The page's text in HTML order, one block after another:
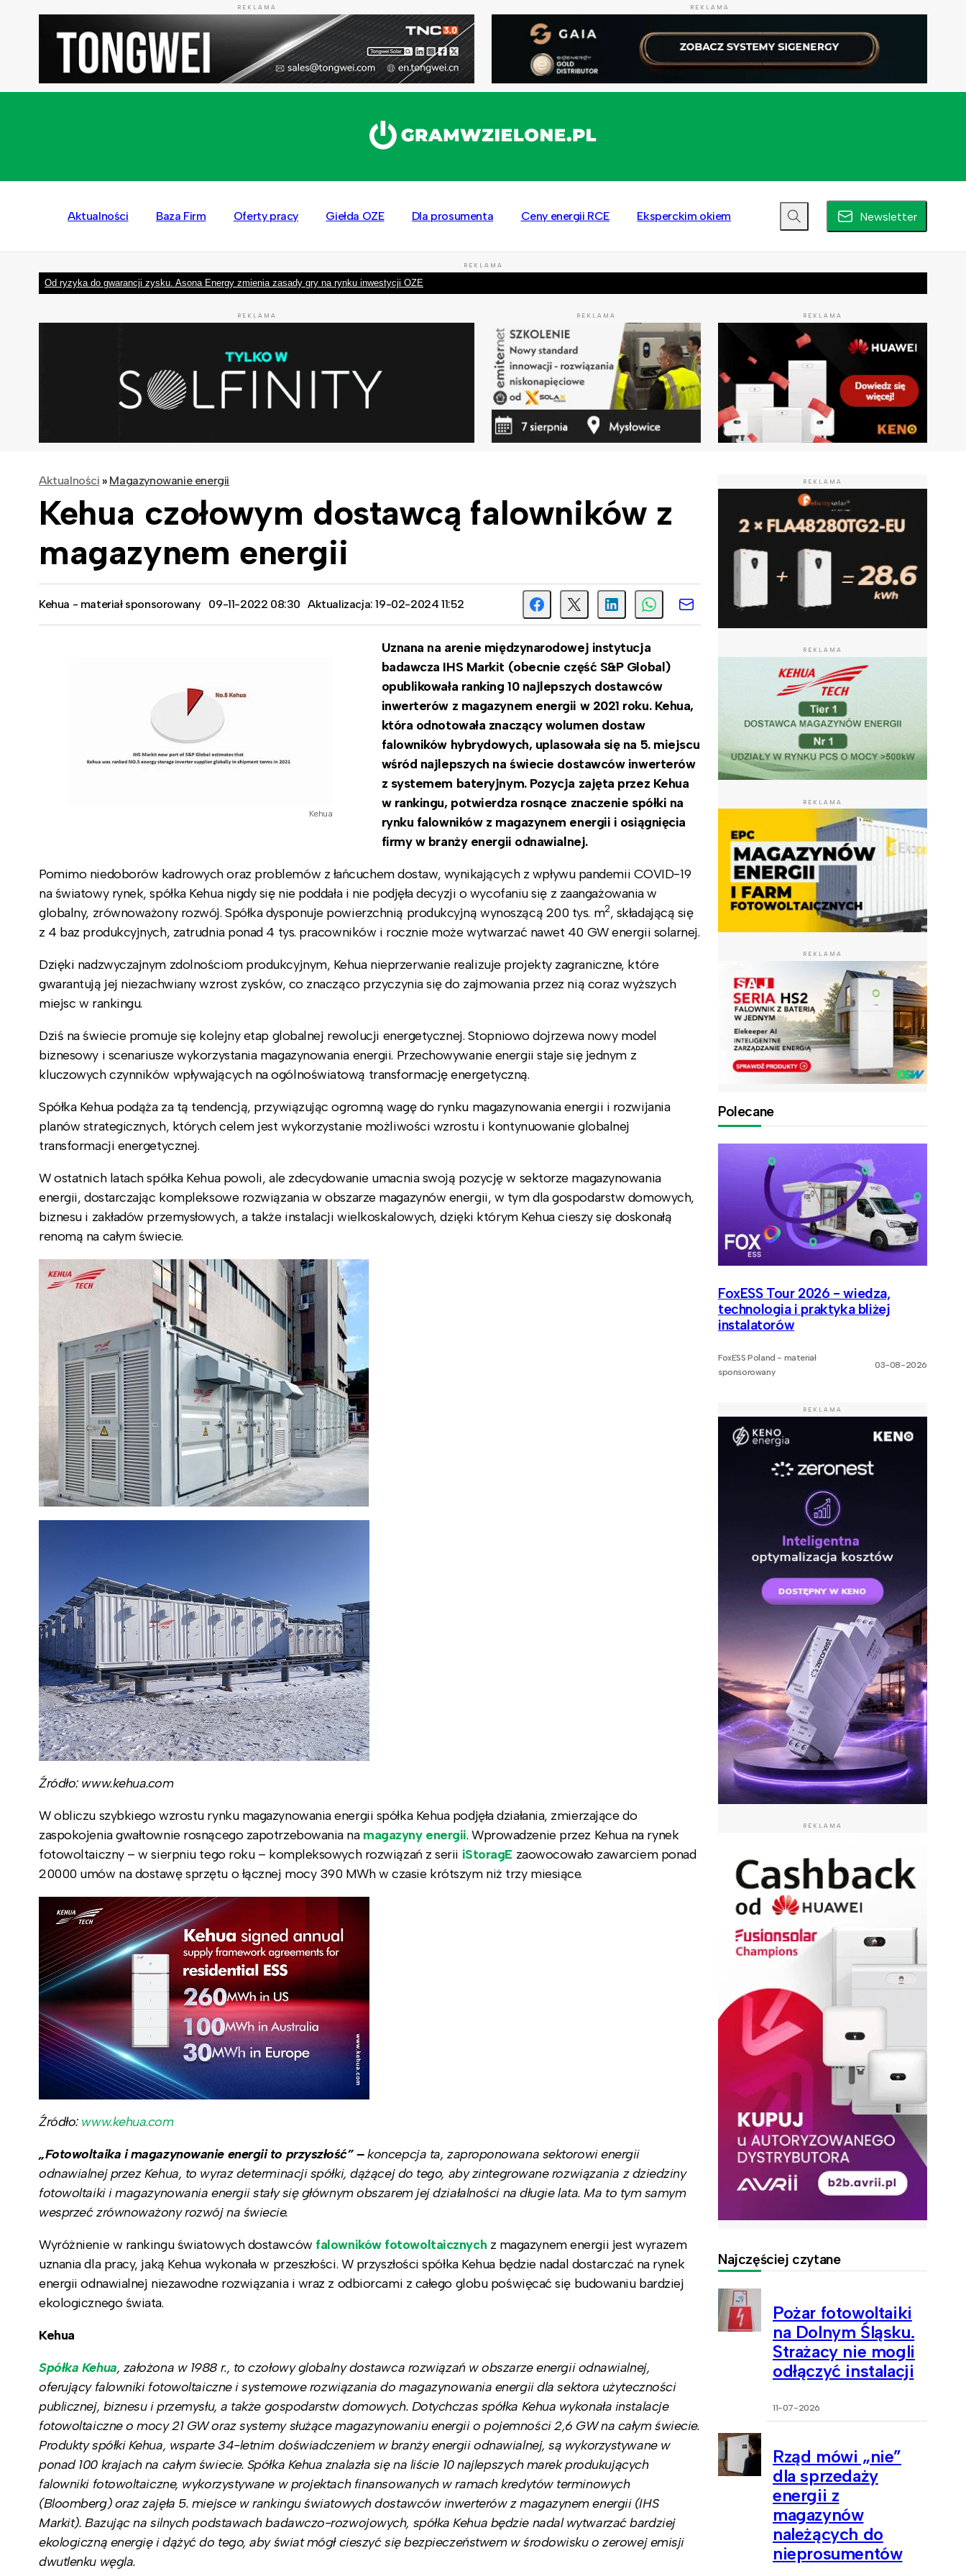
REKLAMA REKLAMA
Aktualności Baza Firm Oferty pracy Giełda OZE Dla prosumenta Ceny energii RCE Eksperckim okiem Newsletter
REKLAMA
Od ryzyka do gwarancji zysku. Asona Energy zmienia zasady gry na rynku inwestycji OZE
REKLAMA REKLAMA REKLAMA
Aktualności » Magazynowanie energii
Kehua czołowym dostawcą falowników z
magazynem energii
Kehua - materiał sponsorowany 09-11-2022 08:30 Aktualizacja: 19-02-2024 11:52
Kehua
Uznana na arenie międzynarodowej instytucja
badawcza IHS Markit (obecnie część S&P Global)
opublikowała ranking 10 najlepszych dostawców
inwerterów z magazynem energii w 2021 roku. Kehua,
która odnotowała znaczący wolumen dostaw
falowników hybrydowych, uplasowała się na 5. miejscu
wśród najlepszych na świecie dostawców inwerterów
z systemem bateryjnym. Pozycja zajęta przez Kehua
w rankingu, potwierdza rosnące znaczenie spółki na
rynku falowników z magazynem energii i osiągnięcia
firmy w branży energii odnawialnej.
Pomimo niedoborów kadrowych oraz problemów z łańcuchem dostaw, wynikających z wpływu pandemii COVID-19
na światowy rynek, spółka Kehua nigdy się nie poddała i nie podjęła decyzji o wycofaniu się z zaangażowania w
globalny, zrównoważony rozwój. Spółka dysponuje powierzchnią produkcyjną wynoszącą 200 tys. m2, składającą się
z 4 baz produkcyjnych, zatrudnia ponad 4 tys. pracowników i rocznie może wytwarzać nawet 40 GW energii solarnej.
Dzięki nadzwyczajnym zdolnościom produkcyjnym, Kehua nieprzerwanie realizuje projekty zagraniczne, które
gwarantują jej niezachwiany wzrost zysków, co znacząco przyczynia się do zajmowania przez nią coraz wyższych
miejsc w rankingu.
Dziś na świecie promuje się kolejny etap globalnej rewolucji energetycznej. Stopniowo dojrzewa nowy model
biznesowy i scenariusze wykorzystania magazynowania energii. Przechowywanie energii staje się jednym z
kluczowych czynników wpływających na ogólnoświatową transformację energetyczną.
Spółka Kehua podąża za tą tendencją, przywiązując ogromną wagę do rynku magazynowania energii i rozwijania
planów strategicznych, których celem jest wykorzystanie możliwości wzrostu i kontynuowanie globalnej
transformacji energetycznej.
W ostatnich latach spółka Kehua powoli, ale zdecydowanie umacnia swoją pozycję w sektorze magazynowania
energii, dostarczając kompleksowe rozwiązania w obszarze magazynów energii, w tym dla gospodarstw domowych,
biznesu i zakładów przemysłowych, a także instalacji wielkoskalowych, dzięki którym Kehua cieszy się doskonałą
renomą na całym świecie.
Źródło: www.kehua.com
W obliczu szybkiego wzrostu rynku magazynowania energii spółka Kehua podjęła działania, zmierzające do
zaspokojenia gwałtownie rosnącego zapotrzebowania na magazyny energii. Wprowadzenie przez Kehua na rynek
fotowoltaiczny – w sierpniu tego roku – kompleksowych rozwiązań z serii iStoragE zaowocowało zawarciem ponad
20000 umów na dostawę sprzętu o łącznej mocy 390 MWh w czasie krótszym niż trzy miesiące.
Źródło: www.kehua.com
„Fotowoltaika i magazynowanie energii to przyszłość” –koncepcja ta, zaproponowana sektorowi energii
odnawialnej przez Kehua, to wyraz determinacji spółki, dążącej do tego, aby zintegrowane rozwiązania z dziedziny
fotowoltaiki i magazynowania energii stały się głównym obszarem jej działalności na długie lata. Ma to tym samym
wesprzeć zrównoważony rozwój na świecie.
Wyróżnienie w rankingu światowych dostawców falowników fotowoltaicznych z magazynem energii jest wyrazem
uznania dla pracy, jaką Kehua wykonała w przeszłości. W przyszłości spółka Kehua będzie nadal dostarczać na rynek
energii odnawialnej niezawodne rozwiązania i wraz z odbiorcami z całego globu poświęcać się budowaniu bardziej
ekologicznego świata.
Kehua
Spółka Kehua, założona w 1988 r., to czołowy globalny dostawca rozwiązań w obszarze energii odnawialnej,
oferujący falowniki fotowoltaicznei systemowe rozwiązania do magazynowania energii dla sektora użyteczności
publicznej, biznesu i przemysłu, a także gospodarstw domowych. Dotychczas spółka Kehua wykonała instalacje
fotowoltaiczneo mocy 21 GW oraz systemy służące magazynowaniu energii o pojemności 2,6 GW na całym świecie.
Produkty spółki Kehua, wsparte 34-letnim doświadczeniem w branży energii odnawialnej, są wykorzystywane w
ponad 100 krajach na całym świecie. Spółka Kehua znalazła się na liście 10 najlepszych marek produkujących
falowniki fotowoltaiczne, wykorzystywane w projektach finansowanych w ramach kredytów terminowych
(Bloomberg) oraz zajęła 5. miejsce w rankingu światowych dostawców inwerterów z magazynem energii (IHS
Markit). Bazując na silnych podstawach badawczo-rozwojowych, spółka Kehua będzie nadal wytwarzać bardziej
ekologiczną energię i dążyć do tego, aby świat mógł cieszyć się bezpieczeństwem w środowisku o zerowej emisji
dwutlenku węgla.
REKLAMA
REKLAMA
REKLAMA
REKLAMA
Polecane
FoxESS Tour 2026 - wiedza,
technologia i praktyka bliżej
instalatorów
FoxESS Poland - materiał
sponsorowany
03-08-2026
REKLAMA
REKLAMA
Najczęściej czytane
Pożar fotowoltaiki
na Dolnym Śląsku.
Strażacy nie mogli
odłączyć instalacji
11-07-2026
Rząd mówi „nie”
dla sprzedaży
energii z
magazynów
należących do
nieprosumentów